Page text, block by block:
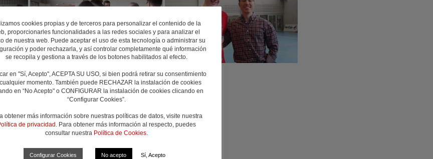
[MOSTRAR PRESENTACIÓN DE DIAPOSITIVAS]
cookies propias y de terceros para personalizar el contenido de la
proporcionarles funcionalidades a las redes sociales y para analizar el
de nuestra web. Puede aceptar el uso de esta tecnología o administrar su
y poder rechazarla, y así controlar completamente qué información
se recopila y gestiona a través de los botones habilitados al efecto.
en "Sí, Acepto", ACEPTA SU USO, si bien podrá retirar su consentimiento
momento. También puede RECHAZAR la instalación de cookies
en “No Acepto" o CONFIGURAR la instalación de cookies clicando en
“Configurar Cookies”.
obtener más información sobre nuestras políticas de datos, visite nuestra
de privacidad . Para obtener más información al respecto, puedes
consultar nuestra Política de Cookies.
Configurar Cookies No acepto Sí, Acepto